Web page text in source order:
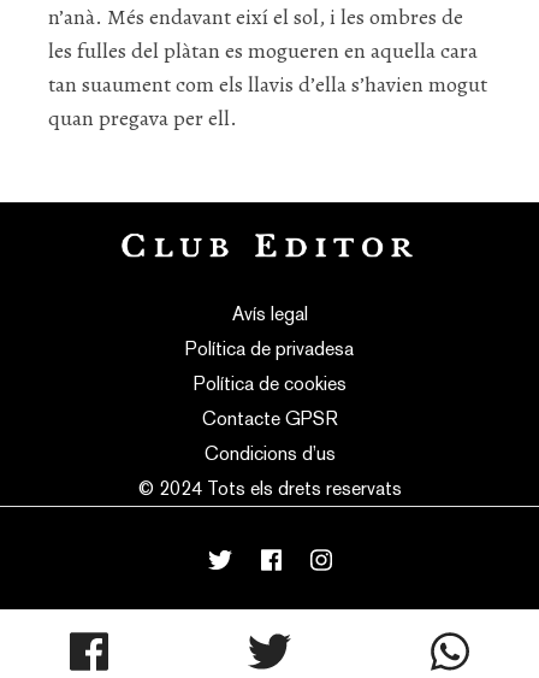
n’anà. Més endavant eixí el sol, i les ombres de
les fulles del plàtan es mogueren en aquella cara
tan suaument com els llavis d’ella s’havien mogut
quan pregava per ell.
Avís legal
Política de privadesa
Política de cookies
Contacte GPSR
Condicions d’us
© 2024 Tots els drets reservats
made with♥by mortensen